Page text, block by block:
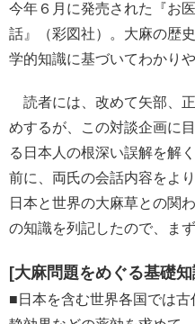
今年６月に発売された『お
話』（彩図社）。大麻の歴
学的知識に基づいてわかり
読者には、改めて矢部、
めするが、この対談企画に
る日本人の根深い誤解を解
前に、両氏の会話内容をよ
日本と世界の大麻草との関
の知識を列記したので、ま
[大麻問題をめぐる基礎知
■日本を含む世界各国では